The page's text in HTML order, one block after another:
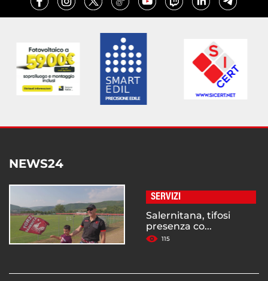
NEWS24
SERVIZI
Salernitana, tifosi
presenza co...
115